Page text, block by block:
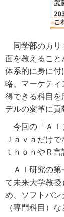
同学部のカ
面を教えること
体系的に身に
略、マーケティ
得できる科目を
デルの変革に貢
今回の「ＡＩ
Ｊａｖａだけ
ｔｈｏｎやＲ
ＡＩ研究の
て未来大学教
め、ソフトバン
（専門科目）